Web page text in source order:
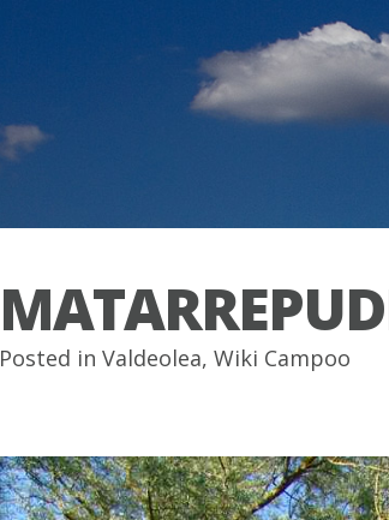
Posted in Valdeolea, Wiki Campoo